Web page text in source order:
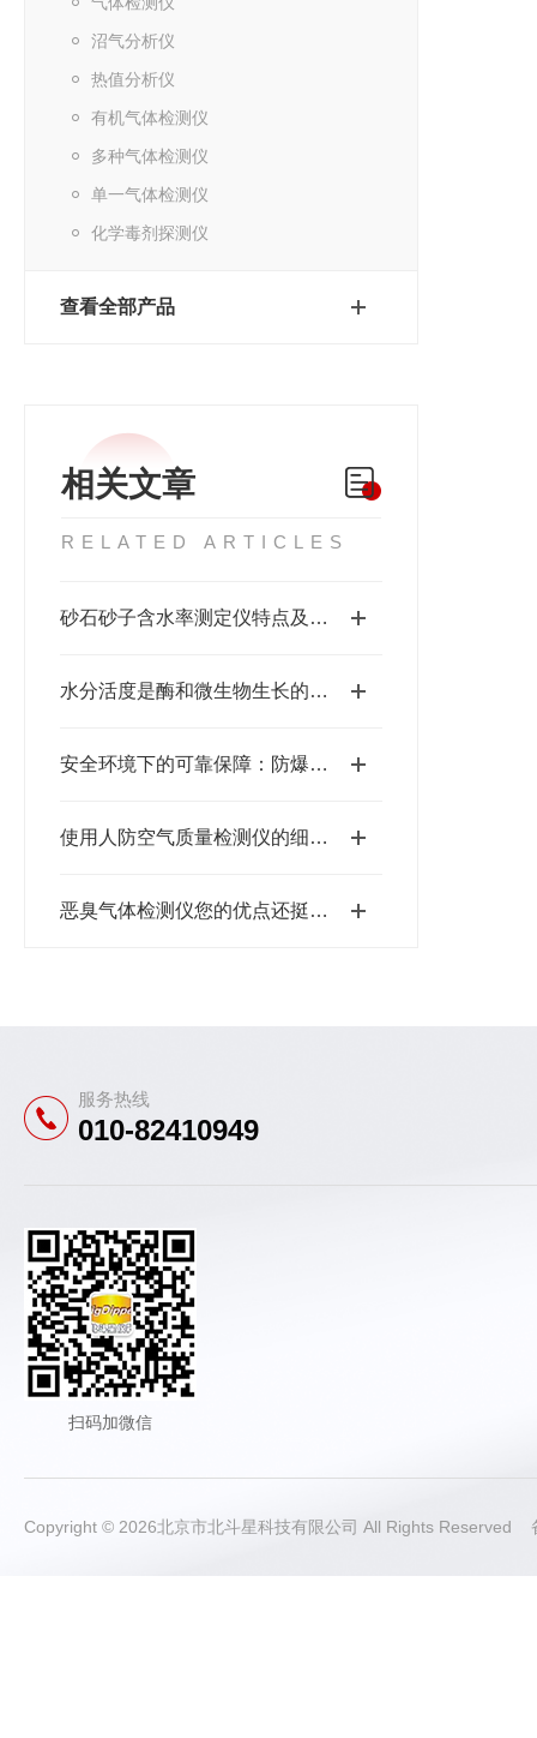
沼气分析仪
热值分析仪
有机气体检测仪
多种气体检测仪
单一气体检测仪
化学毒剂探测仪
查看全部产品
相关文章
RELATED ARTICLES
砂石砂子含水率测定仪特点及原理
水分活度是酶和微生物生长的基础数据
安全环境下的可靠保障：防爆粉尘浓度检测仪的设计要点与工业应用
使用人防空气质量检测仪的细节问题
恶臭气体检测仪您的优点还挺多的
服务热线
010-82410949
扫码加微信
Copyright © 2026北京市北斗星科技有限公司 All Rights Reserved